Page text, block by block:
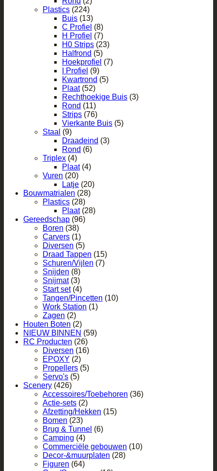
Plastics (224)
Buis (13)
C Profiel (8)
H Profiel (7)
H0 Strips (23)
Halfrond (5)
Hoekprofiel (7)
I Profiel (9)
Kwartrond (5)
Plaat (52)
Rechthoekige Buis (3)
Rond (11)
Strips (76)
Vierkante Buis (5)
Staal (9)
Draadeind (3)
Rond (6)
Triplex (4)
Plaat (4)
Vuren (20)
Latje (20)
Bouwmatrialen (28)
Plastics (28)
Plaat (28)
Gereedschap (96)
Boren (38)
Carvers (1)
Diversen (5)
Draad Tappen (15)
Schuren/Vijlen (7)
Snijden (8)
Snijmat (3)
Start set (4)
Tangen/Pincetten (10)
Work Station (1)
Zagen (2)
Houten Boten (2)
NIEUW BINNEN (59)
RC Producten (26)
Diversen (16)
EPOXY (2)
Propellers (5)
Servo's (5)
Scenery (426)
Accessoires/Toebehoren (36)
Actie-sets (2)
Afzetting/Hekken (15)
Bomen (23)
Brug & Tunnel (6)
Camping (4)
Commerciële gebouwen (10)
Decor-&muurplaten (28)
Figuren (64)